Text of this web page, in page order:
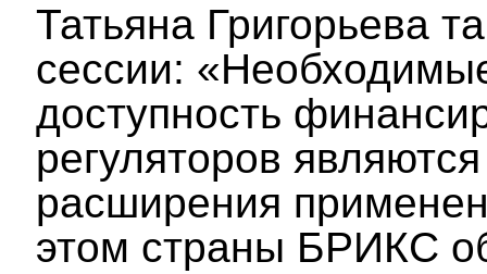
Татьяна Григорьева
сессии:
доступность
регуляторов
расширения
этом страны БРИКС